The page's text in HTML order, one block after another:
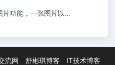
片以文件名作为标题新建一篇文章
流网 舒彬琪博客
IT技术博客